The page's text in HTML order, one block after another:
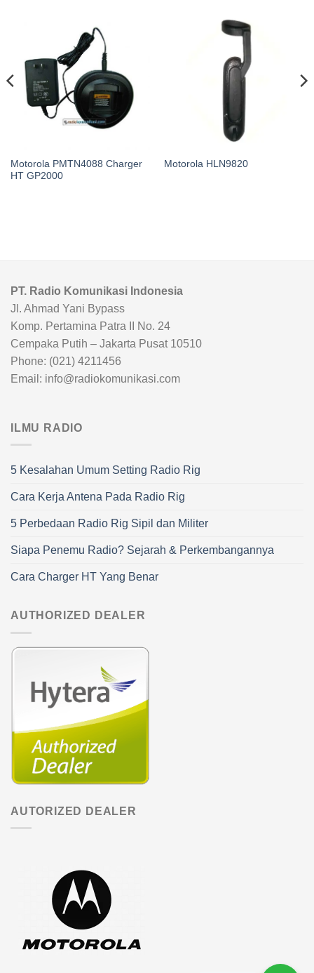
Motorola PMTN4088 Charger
HT GP2000
Motorola HLN9820
PT. Radio Komunikasi Indonesia
Jl. Ahmad Yani Bypass
Komp. Pertamina Patra II No. 24
Cempaka Putih – Jakarta Pusat 10510
Phone: (021) 4211456
Email: info@radiokomunikasi.com
ILMU RADIO
5 Kesalahan Umum Setting Radio Rig
Cara Kerja Antena Pada Radio Rig
5 Perbedaan Radio Rig Sipil dan Militer
Siapa Penemu Radio? Sejarah & Perkembangannya
Cara Charger HT Yang Benar
AUTHORIZED DEALER
AUTORIZED DEALER